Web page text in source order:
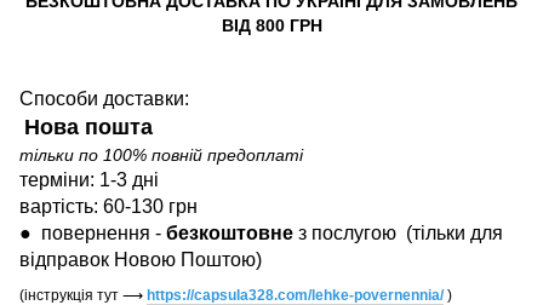
ВІД 800 ГРН
Способи доставки:
Нова пошта
тільки по 100% повній предоплаті
терміни: 1-3 дні
вартість: 60-130 грн
● повернення - безкоштовне з послугою (тільки для
відправок Новою Поштою)
(інструкція тут ⟶ https://capsula328.com/lehke-povernennia/)